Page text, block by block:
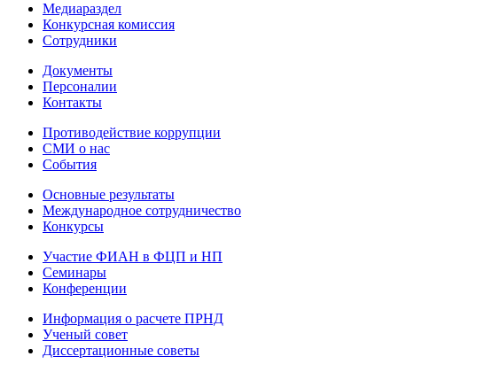
Медиараздел
Конкурсная комиссия
Сотрудники
Документы
Персоналии
Контакты
Противодействие коррупции
СМИ о нас
События
Основные результаты
Международное сотрудничество
Конкурсы
Участие ФИАН в ФЦП и НП
Семинары
Конференции
Информация о расчете ПРНД
Ученый совет
Диссертационные советы